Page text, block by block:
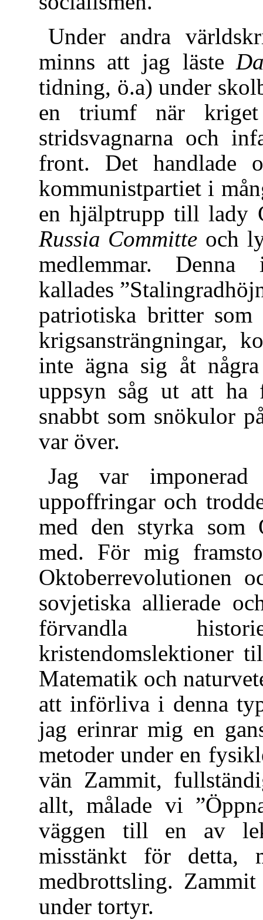
Under andra
minns att jag läste
tidning, ö.a) under
en triumf när
stridsvagnarna och
front. Det handlade
kommunistpartiet i
en hjälptrupp till lady
Russia Committe och
medlemmar. Denna
kallades
patriotiska britter som
krigsansträngningar,
inte ägna sig åt
uppsyn såg ut att ha
snabbt som snökulor
var över.
Jag var
uppoffringar och
med den styrka som
med. För mig
Oktoberrevolutionen
sovjetiska allierade
förvandla
kristendomslektioner
Matematik och
att införliva i denna
jag erinrar mig en
metoder under en
vän Zammit,
allt, målade vi
väggen till en av
misstänkt för detta,
medbrottsling.
under tortyr.